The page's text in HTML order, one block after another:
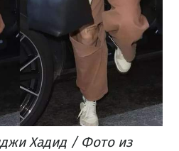
Хадид / Фото из